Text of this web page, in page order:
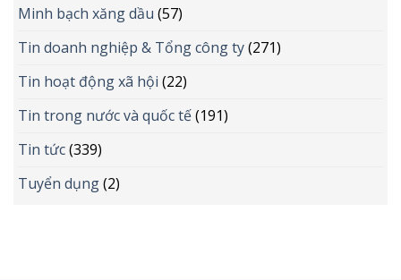
Minh bạch xăng dầu (57)
Tin doanh nghiệp & Tổng công ty(271)
Tin hoạt động xã hội (22)
Tin trong nước và quốc tế(191)
Tin tức(339)
Tuyển dụng(2)